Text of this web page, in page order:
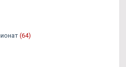
(64)